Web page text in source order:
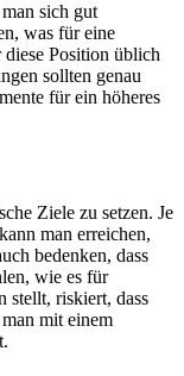
sich gut
was für eine
Position üblich
sollten genau
für ein höheres
Ziele zu setzen. Je
man erreichen,
bedenken, dass
wie es für
stellt, riskiert, dass
mit einem